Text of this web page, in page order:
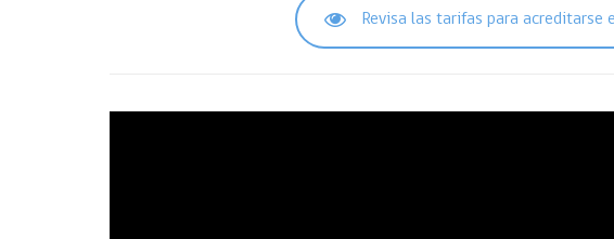
Revisa las tarifas para acreditarse